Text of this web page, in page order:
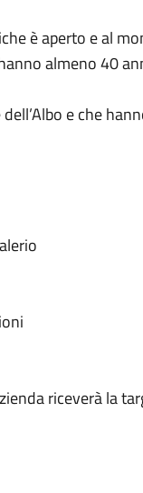
è aperto e al
almeno 40
e che
riceverà la